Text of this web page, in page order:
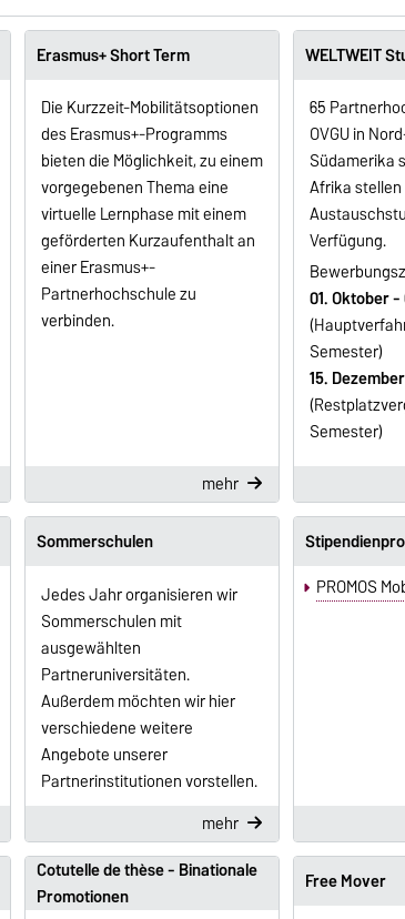
Erasmus+ Short Term
Die Kurzzeit-Mobilitätsoptionen
des Erasmus+-Programms
bieten die Möglichkeit, zu einem
vorgegebenen Thema eine
virtuelle Lernphase mit einem
geförderten Kurzaufenthalt an
einer Erasmus+-
Partnerhochschule zu
verbinden.
mehr
WELTWEIT
65
OVGU in
Südamerika
Afrika stellen
Verfügung.
01. Oktober
Semester)
15.
Semester)
Sommerschulen
Jedes Jahr organisieren wir
Sommerschulen mit
ausgewählten
Partneruniversitäten.
Außerdem möchten wir hier
verschiedene weitere
Angebote unserer
Partnerinstitutionen vorstellen.
mehr
PROMOS
Cotutelle de thèse - Binationale
Promotionen
Free Mover